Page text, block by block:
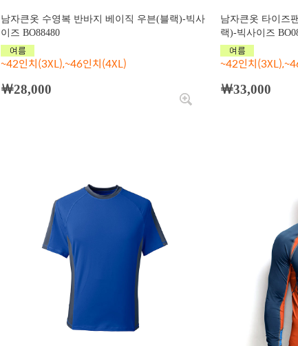
남자큰옷 수영복 반바지 베이직 우븐(블랙)-빅사
이즈 BO88480
~42인치(3XL),~46인치(4XL)
￦28,000
남자큰옷 타이즈
랙)-빅사이즈
~42인치
￦33,000